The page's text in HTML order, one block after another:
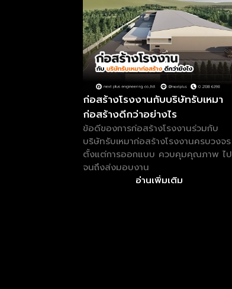
ก่อสร้างโรงงานกับบริษัทรับเหมา
ก่อสร้างดีกว่าอย่างไร
ข้อดีของการก่อสร้างโรงงานร่วมกับ
บริษัทรับเหมาก่อสร้างโรงงานครบวงจร
ตั้งแต่การออกแบบ ควบคุมคุณภาพ ไป
จนถึงส่งมอบงาน
อ่านเพิ่มเติม